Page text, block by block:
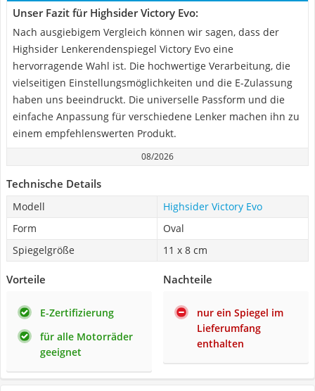
Unser Fazit für Highsider Victory Evo:
Nach ausgiebigem Vergleich können wir sagen, dass der
Highsider Lenkerendenspiegel Victory Evo eine
hervorragende Wahl ist. Die hochwertige Verarbeitung, die
vielseitigen Einstellungsmöglichkeiten und die E-Zulassung
haben uns beeindruckt. Die universelle Passform und die
einfache Anpassung für verschiedene Lenker machen ihn zu
einem empfehlenswerten Produkt.
08/2026
Technische Details
Modell
Highsider Victory Evo
Form
Oval
Spiegelgröße
11 x 8 cm
Vorteile
E-Zertifizierung
für alle Motorräder
geeignet
Nachteile
nur ein Spiegel im
Lieferumfang
enthalten